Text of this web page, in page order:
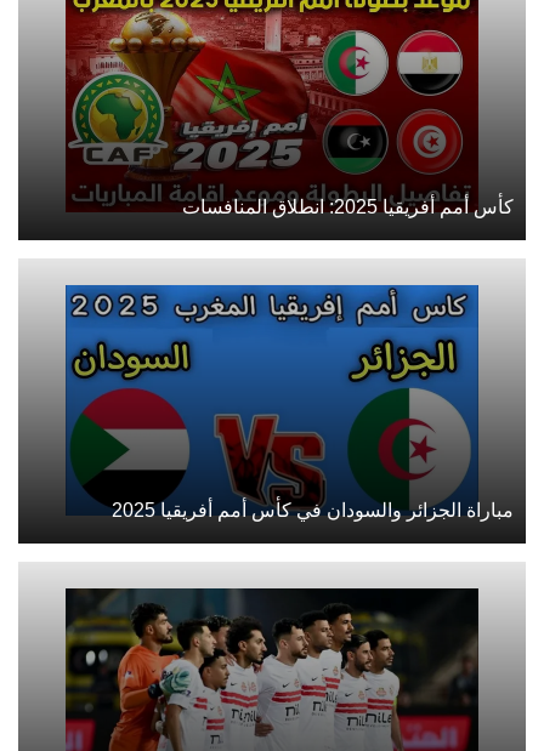
كأس أمم أفريقيا 2025: انطلاق المنافسات
مباراة الجزائر والسودان في كأس أمم أفريقيا 2025